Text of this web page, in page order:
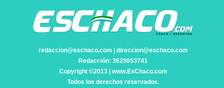
redaccion@eschaco.com | direccion@eschaco.com
Redacción: 3625653741
Copyright ©2013 | www.EsChaco.com
Todos los derechos reservados.